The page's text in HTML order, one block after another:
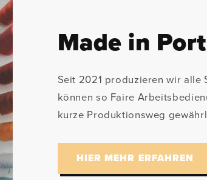
Made in
Seit 2021 produzieren wir alle
können so Faire
kurze Produktionsweg
HIER MEHR ERFAHREN